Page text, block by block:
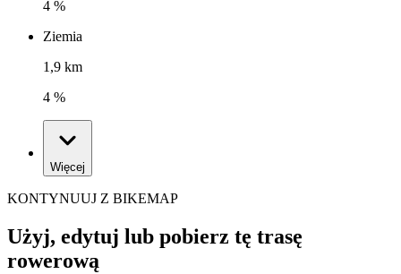
4 %
Ziemia
1,9 km
4 %
Więcej
KONTYNUUJ Z BIKEMAP
Użyj, edytuj lub pobierz tę trasę
rowerową